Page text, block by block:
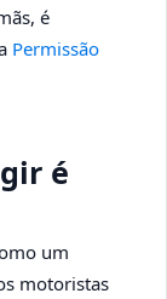
é
Permissão
é
um
motoristas